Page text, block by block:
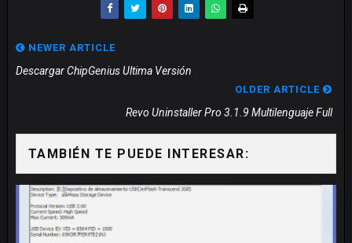
NEWER ARTICLE
Descargar ChipGenius Ultima Versión
OLDER ARTICLE
Revo Uninstaller Pro 3.1.9 Multilenguaje Full
TAMBIÉN TE PUEDE INTERESAR: